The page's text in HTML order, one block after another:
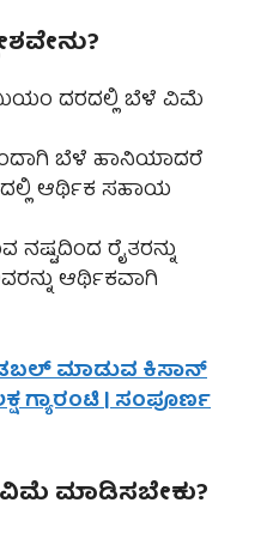
ದರದಲ್ಲಿ ಬೆಳೆ ವಿಮೆ
ಬೆಳೆ ಹಾನಿಯಾದರೆ
ಆರ್ಥಿಕ ಸಹಾಯ
ರೈತರನ್ನು
ಆರ್ಥಿಕವಾಗಿ
ಡಬಲ್ ಮಾಡುವ ಕಿಸಾನ್
ಲಕ್ಷ ಗ್ಯಾರಂಟಿ | ಸಂಪೂರ್ಣ
ವಿಮೆ ಮಾಡಿಸಬೇಕು?